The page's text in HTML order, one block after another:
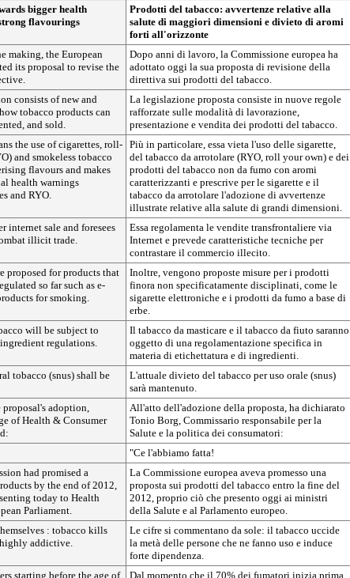
bigger health
flavourings
Prodotti del tabacco: avvertenze relative alla
salute di maggiori dimensioni e divieto di aromi
forti all'orizzonte
making, the European
its proposal to revise the
Dopo anni di lavoro, la Commissione europea ha
adottato oggi la sua proposta di revisione della
direttiva sui prodotti del tabacco.
consists of new and
tobacco products can
and sold.
La legislazione proposta consiste in nuove regole
rafforzate sulle modalità di lavorazione,
presentazione e vendita dei prodotti del tabacco.
the use of cigarettes, roll-
and smokeless tobacco
flavours and makes
health warnings
and RYO.
Più in particolare, essa vieta l'uso delle sigarette,
del tabacco da arrotolare (RYO, roll your own) e dei
prodotti del tabacco non da fumo con aromi
caratterizzanti e prescrive per le sigarette e il
tabacco da arrotolare l'adozione di avvertenze
illustrate relative alla salute di grandi dimensioni.
internet sale and foresees
illicit trade.
Essa regolamenta le vendite transfrontaliere via
Internet e prevede caratteristiche tecniche per
contrastare il commercio illecito.
proposed for products that
so far such as e-
for smoking.
Inoltre, vengono proposte misure per i prodotti
finora non specificatamente disciplinati, come le
sigarette elettroniche e i prodotti da fumo a base di
erbe.
will be subject to
regulations.
Il tabacco da masticare e il tabacco da fiuto saranno
oggetto di una regolamentazione specifica in
materia di etichettatura e di ingredienti.
tobacco (snus) shall be
L'attuale divieto del tabacco per uso orale (snus)
sarà mantenuto.
proposal's adoption,
of Health & Consumer
All'atto dell'adozione della proposta, ha dichiarato
Tonio Borg, Commissario responsabile per la
Salute e la politica dei consumatori:
"Ce l'abbiamo fatta!
had promised a
by the end of 2012,
today to Health
Parliament.
La Commissione europea aveva promesso una
proposta sui prodotti del tabacco entro la fine del
2012, proprio ciò che presento oggi ai ministri
della Salute e al Parlamento europeo.
: tobacco kills
addictive.
Le cifre si commentano da sole: il tabacco uccide
la metà delle persone che ne fanno uso e induce
forte dipendenza.
starting before the age of
Dal momento che il 70% dei fumatori inizia prima